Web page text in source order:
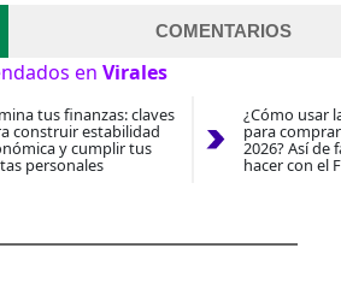
COMENTARIOS
en Virales
tus finanzas: claves
construir estabilidad
y cumplir tus
personales
¿Cómo usar
para
2026? Así de
hacer con el